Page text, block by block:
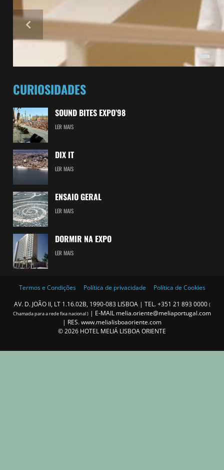
CURIOSIDADES
SOUND BITES EXPO’98
LER MAIS
DIX IT
LER MAIS
ENSAIO GERAL
LER MAIS
DORMIR NA EXPO
LER MAIS
Termos e Condições Política de privacidade
Política de Cookies
AV. D. JOÃO II, LT 1.16.02B, 1990-083 LISBOA | TEL.+351 21 893 0000 (
Chamada para a rede fixa nacional ) | E-MAIL melia.oriente@meliaportugal.com
| RES.www.melialisboaoriente.com
©2026 HOTEL MELIÁ LISBOA ORIENTE